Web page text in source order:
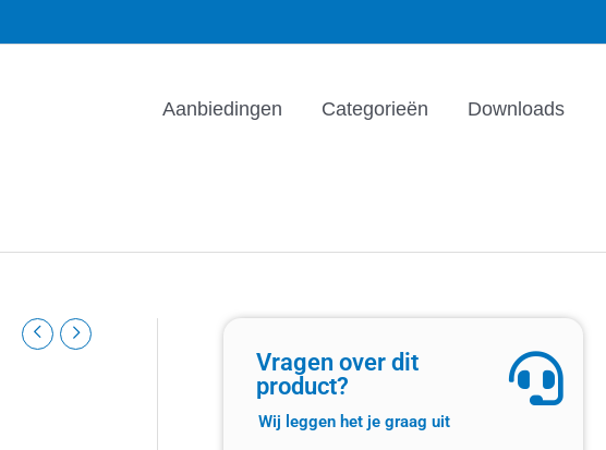
Aanbiedingen Categorieën Downloads
Vragen over dit
product?
Wij leggen het je graag uit